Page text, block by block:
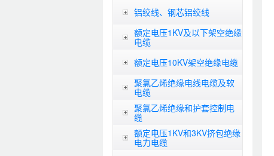
铝绞线、钢芯铝绞线
额定电压1KV及以下架空绝缘
电缆
额定电压10KV架空绝缘电缆
聚氯乙烯绝缘电线电缆及软
电缆
聚氯乙烯绝缘和护套控制电
缆
额定电压1KV和3KV挤包绝缘
电力电缆